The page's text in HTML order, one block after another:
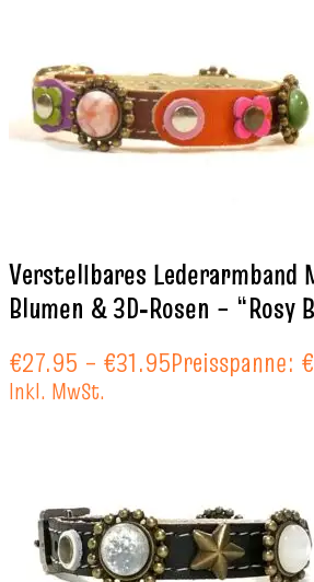
Verstellbares Lederarmband
Blumen & 3D‑Rosen – “Rosy
€27.95 – €31.95Preisspanne:
Inkl. MwSt.